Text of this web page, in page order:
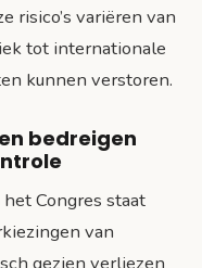
risico’s variëren van
tot internationale
kunnen verstoren.
bedreigen
Congres staat
van
gezien verliezen